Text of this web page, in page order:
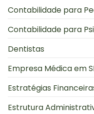
Contabilidade para
Contabilidade para
Dentistas
Empresa Médica em
Estratégias
Estrutura